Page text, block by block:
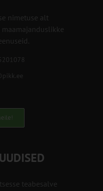
nimetuse alt
teabesalve